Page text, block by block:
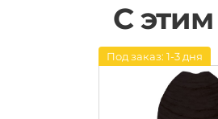
С
Под заказ: 1-3 дня